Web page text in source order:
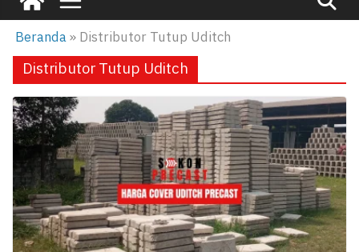
Beranda» Distributor Tutup Uditch
Distributor Tutup Uditch